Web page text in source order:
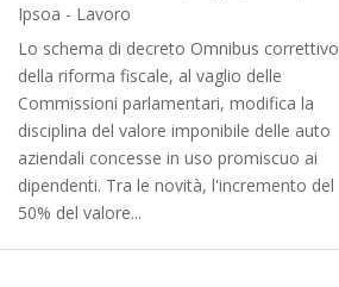
Ipsoa - Lavoro
Lo schema di decreto Omnibus correttivo
della riforma fiscale, al vaglio delle
Commissioni parlamentari, modifica la
disciplina del valore imponibile delle auto
aziendali concesse in uso promiscuo ai
dipendenti. Tra le novità, l'incremento del
50% del valore...